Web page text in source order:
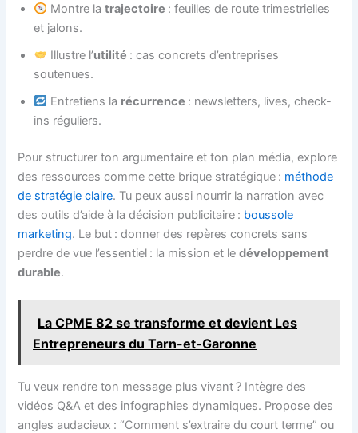
Montre latrajectoire : feuilles de route trimestrielles
et jalons.
Illustre l’utilité : cas concrets d’entreprises
soutenues.
Entretiens la récurrence : newsletters, lives, check-
ins réguliers.
Pour structurer ton argumentaire et ton plan média, explore
des ressources comme cette brique stratégique : méthode
de stratégie claire. Tu peux aussi nourrir la narration avec
des outils d’aide à la décision publicitaire : boussole
marketing. Le but : donner des repères concrets sans
perdre de vue l’essentiel : la mission et ledéveloppement
durable.
La CPME 82 se transforme et devient Les
Entrepreneurs du Tarn-et-Garonne
Tu veux rendre ton message plus vivant ? Intègre des
vidéos Q&A et des infographies dynamiques. Propose des
angles audacieux : “Comment s’extraire du court terme” ou